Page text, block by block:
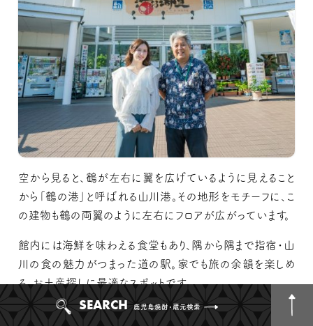
空から見ると、鶴が左右に翼を広げているように見えること
から「鶴の港」と呼ばれる山川港。その地形をモチーフに、こ
の建物も鶴の両翼のように左右にフロアが広がっています。
館内には海鮮を味わえる食堂もあり、隅から隅まで指宿・山
川の食の魅力がつまった道の駅。家でも旅の余韻を楽しめ
る、お土産探しに最適なスポットです。
道の駅山川港 活お海道
SEARCH 鹿児島焼酎・蔵元検索